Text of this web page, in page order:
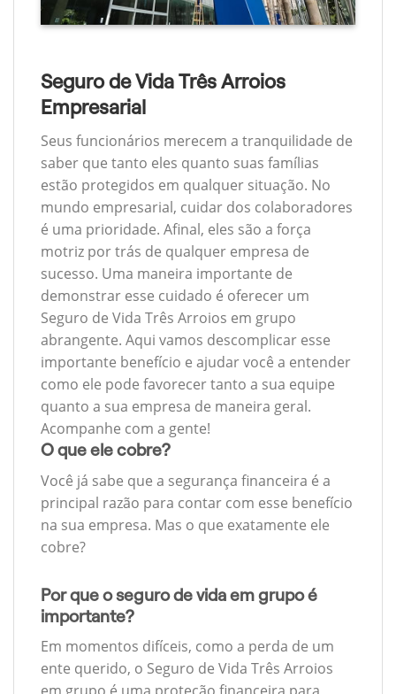
Seguro de Vida Três Arroios
Empresarial
Seus funcionários merecem a tranquilidade de
saber que tanto eles quanto suas famílias
estão protegidos em qualquer situação. No
mundo empresarial, cuidar dos colaboradores
é uma prioridade. Afinal, eles são a força
motriz por trás de qualquer empresa de
sucesso. Uma maneira importante de
demonstrar esse cuidado é oferecer um
Seguro de Vida Três Arroios em grupo
abrangente. Aqui vamos descomplicar esse
importante benefício e ajudar você a entender
como ele pode favorecer tanto a sua equipe
quanto a sua empresa de maneira geral.
Acompanhe com a gente!
O que ele cobre?
Você já sabe que a segurança financeira é a
principal razão para contar com esse benefício
na sua empresa. Mas o que exatamente ele
cobre?
Por que o seguro de vida em grupo é
importante?
Em momentos difíceis, como a perda de um
ente querido, o Seguro de Vida Três Arroios